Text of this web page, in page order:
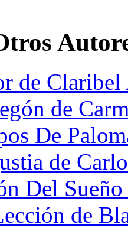
de
de
De
de
Del
de